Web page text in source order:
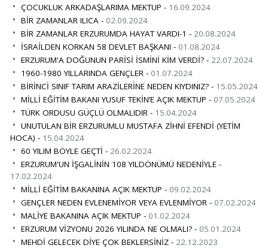
ÇOCUKLUK ARKADAŞLARIMA MEKTUP - 16.09.2024
BİR ZAMANLAR ILICA - 02.09.2024
BİR ZAMANLAR ERZURUMDA HAYAT VARDI-1 - 20.08.2024
İSRAİLDEN KORKAN 58 DEVLET BAŞKANI - 01.08.2024
ERZURUM'A DOĞUNUN PARİSİ İSMİNİ KİM VERDİ? - 22.07.2024
1960-1980 YILLARINDA GENÇLER - 01.07.2024
BİRİNCİ SINIF TARIM ARAZİLERİNE NEDEN KIYDINIZ? - 15.05.2024
MİLLİ EĞİTİM BAKANI YUSUF TEKİN’E AÇIK MEKTUP - 07.05.2024
TÜRK ORDUSU GÜÇLÜ OLMALIDIR - 15.04.2024
UNUTULAN BİR ERZURUMLU MUSTAFA ZİHNİ EFENDİ (YETİM
HOCA) - 15.04.2024
60 YILIM BÖYLE GEÇTİ - 26.02.2024
ERZURUM'UN İŞGALİNİN 108 YILDÖNÜMÜ NEDENİYLE -
17.02.2024
MİLLİ EĞİTİM BAKANINA AÇIK MEKTUP - 09.02.2024
GENÇLER NEDEN EVLENEMİYOR VEYA EVLENMİYOR - 07.02.2024
MALİYE BAKANINA AÇIK MEKTUP - 01.02.2024
ERZURUM VİZYONU 2026 YILINDA NE OLMALI? - 05.01.2024
MEHDİ GELECEK DİYE ÇOK BEKLERSİNİZ - 22.12.2023